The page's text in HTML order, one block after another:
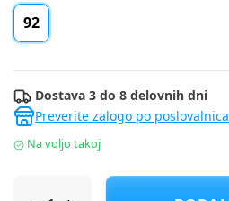
92
Dostava 3 do 8 delovnih dni
Preverite zalogo po
Na voljo takoj
Cool Club majica KR LCB2810104